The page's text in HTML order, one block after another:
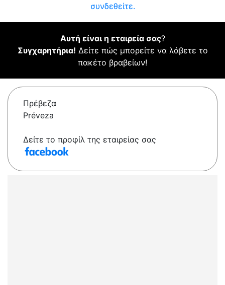
συνδεθείτε.
Αυτή είναι η εταιρεία σας?
Συγχαρητήρια! Δείτε πώς μπορείτε να λάβετε το
πακέτο βραβείων!
Πρέβεζα
Préveza
Δείτε το προφίλ της εταιρείας σας